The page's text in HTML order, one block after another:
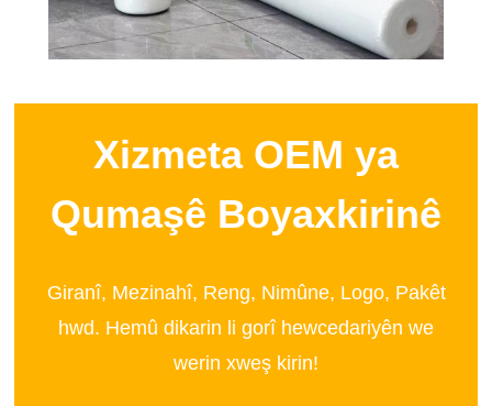
Xizmeta OEM ya
Qumaşê Boyaxkirinê
Giranî, Mezinahî, Reng, Nimûne, Logo, Pakêt
hwd. Hemû dikarin li gorî hewcedariyên we
werin xweş kirin!